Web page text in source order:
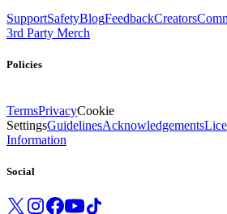
SupportSafetyBlogFeedbackCreators
3rd Party Merch
Policies
TermsPrivacyCookie
SettingsGuidelinesAcknowledgements
Information
Social